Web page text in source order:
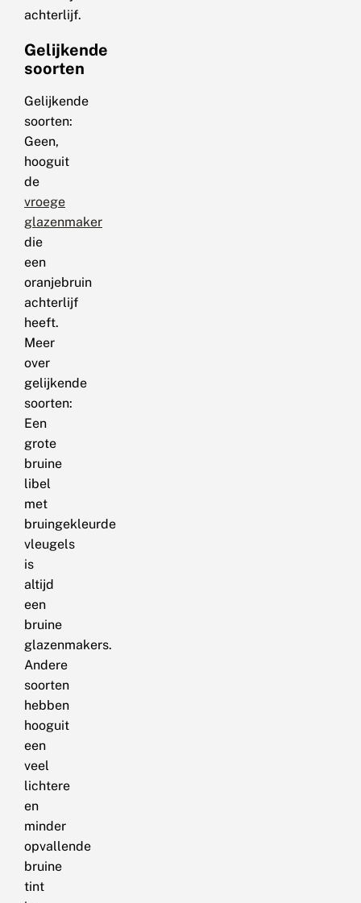
achterlijf.
Gelijkende
soorten
Gelijkende
soorten:
Geen,
hooguit
de
vroege
glazenmaker
die
een
oranjebruin
achterlijf
heeft.
Meer
over
gelijkende
soorten:
Een
grote
bruine
libel
met
bruingekleurde
vleugels
is
altijd
een
bruine
glazenmakers.
Andere
soorten
hebben
hooguit
een
veel
lichtere
en
minder
opvallende
bruine
tint